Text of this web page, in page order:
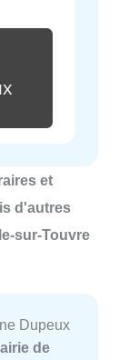
et
d'autres
sur-Touvre
Dupeux
de